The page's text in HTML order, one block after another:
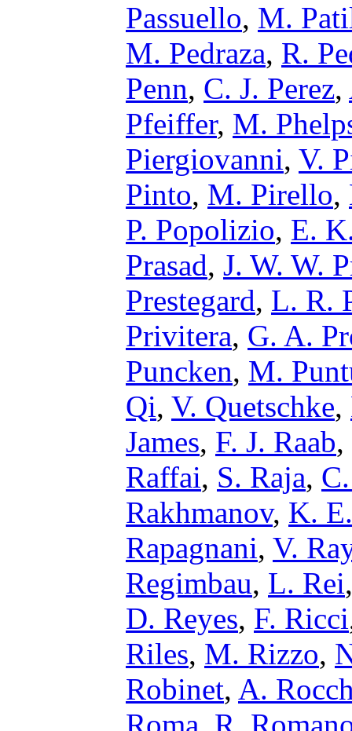
Passuello, M.
M. Pedraza, R.
Penn, C. J. Perez,
Pfeiffer, M.
Piergiovanni, V.
Pinto, M. Pirello,
P. Popolizio, E.
Prasad, J. W. W.
Prestegard, L. R.
Privitera, G. A.
Puncken, M.
Qi, V. Quetschke,
James, F. J. Raab,
Raffai, S. Raja,
Rakhmanov, K.
Rapagnani, V.
Regimbau, L. Rei
D. Reyes, F. Ricci
Riles, M. Rizzo,
Robinet, A.